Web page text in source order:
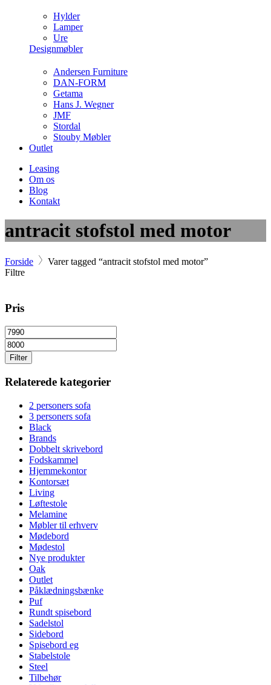
Hylder
Lamper
Ure
Designmøbler
Andersen Furniture
DAN-FORM
Getama
Hans J. Wegner
JMF
Stordal
Stouby Møbler
Outlet
Leasing
Om os
Blog
Kontakt
antracit stofstol med motor
Forside
Varer tagged “antracit stofstol med motor”
Filtre
Pris
Filter
Relaterede kategorier
2 personers sofa
3 personers sofa
Black
Brands
Dobbelt skrivebord
Fodskammel
Hjemmekontor
Kontorsæt
Living
Løftestole
Melamine
Møbler til erhverv
Mødebord
Mødestol
Nye produkter
Oak
Outlet
Påklædningsbænke
Puf
Rundt spisebord
Sadelstol
Sidebord
Spisebord eg
Stabelstole
Steel
Tilbehør